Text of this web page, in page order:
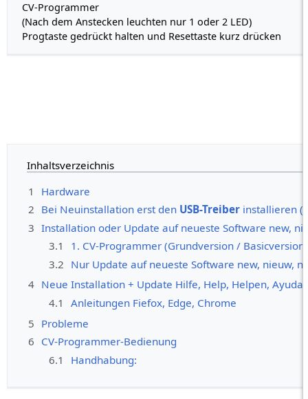
CV-Programmer
(Nach dem Anstecken leuchten nur 1 oder 2 LED)
Progtaste gedrückt halten und Resettaste kurz drücken
Inhaltsverzeichnis
1
Hardware
2 Bei Neuinstallation erst den USB-Treiberinstallieren
3 Installation oder Update auf neueste Software new,
3.1
1. CV-Programmer (Grundversion / Basicversion)
3.2 Nur Update auf neueste Software new, nieuw,
4 Neue Installation + Update Hilfe, Help, Helpen, Ayuda
4.1
Anleitungen Fiefox, Edge, Chrome
5 Probleme
6 CV-Programmer-Bedienung
6.1
Handhabung: